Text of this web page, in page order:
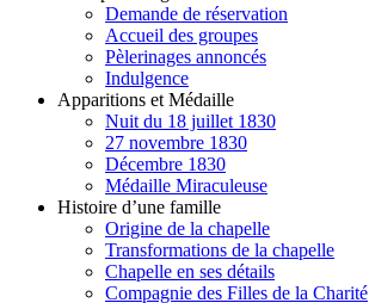
Demande de réservation
Accueil des groupes
Pèlerinages annoncés
Indulgence
Apparitions et Médaille
Nuit du 18 juillet 1830
27 novembre 1830
Décembre 1830
Médaille Miraculeuse
Histoire d’une famille
Origine de la chapelle
Transformations de la chapelle
Chapelle en ses détails
Compagnie des Filles de la Charité